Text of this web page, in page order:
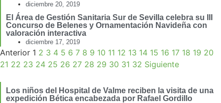
diciembre 20, 2019
El Área de Gestión Sanitaria Sur de Sevilla celebra su III
Concurso de Belenes y Ornamentación Navideña con
valoración interactiva
diciembre 17, 2019
Anterior 1 2 3 4 5 6 7 8 9 10 11 12 13 14 15 16 17 18 19 20
21 22 23 24 25 26 27 28 29 30 31 32 Siguiente
Los niños del Hospital de Valme reciben la visita de una
expedición Bética encabezada por Rafael Gordillo